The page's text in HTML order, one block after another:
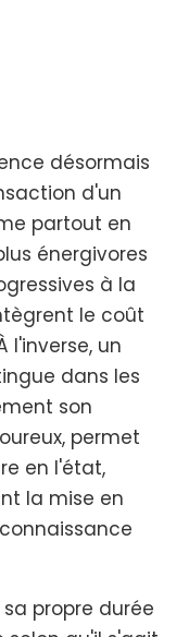
désormais
d'un
partout en
énergivores
à la
le coût
l'inverse, un
dans les
son
permet
en l'état,
la mise en
propre durée